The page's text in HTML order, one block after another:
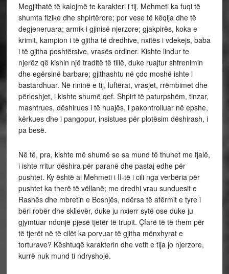
Megjithatë të kalojmë te karakteri i tij. Mehmeti ka fuqi të
shumta fizike dhe shpirtërore; por vese të këqija dhe të
degjeneruara; armik i gjinisë njerzore; gjakpirës, koka e
krimit, kampion i të gjitha të dredhive, nxitës i vdekejs, baba
i të gjitha poshtërsive, vrasës ordiner. Kishte lindur te
njerëz që kishin një traditë të tillë, duke ruajtur shfrenimin
dhe egërsinë barbare; gjithashtu në çdo moshë ishte i
bastardhuar. Në rininë e tij, luftërat, vrasjet, rrëmbimet dhe
përleshjet, i kishte shumë qef. Shpirt të paturpshëm, tinzar,
mashtrues, dëshirues i të huajës, i pakontrolluar në epshe,
kërkues dhe i pangopur, insistues për plotësim dëshirash, i
pa besë.
Në të, pra, kishte më shumë se sa mund të thuhet me fjalë,
i ishte rritur dëshira për paranë dhe pastaj edhe për
pushtet. Ky është ai Mehmeti i II-të i cili nga verbëria për
pushtet ka therë të vëllanë; me dredhi vrau sunduesit e
Rashës dhe mbretin e Bosnjës, ndërsa të afërmit e tyre i
bëri robër dhe skllevër, duke ju nxierr sytë ose duke ju
gjymtuar ndonjë pjesë tjetër të trupit. Çfarë të të them për
të tjerët në të cilët ka porvuar të gjitha mënxhyrat e
torturave? Kështuqë karakterin dhe vetit e tija jo njerzore,
kurrë nuk mund ti ndryshojë.